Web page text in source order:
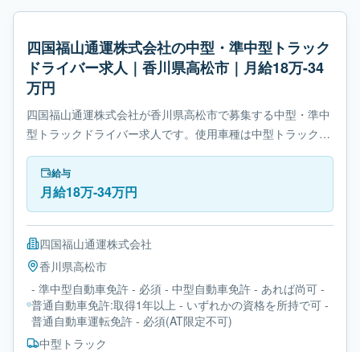
四国福山通運株式会社の中型・準中型トラック
ドライバー求人｜香川県高松市｜月給18万-34
万円
四国福山通運株式会社が香川県高松市で募集する中型・準中
型トラックドライバー求人です。使用車種は中型トラックで
す。勤務時間は- 変形労働時間制です。必要免許は- 準中型自
動車免許です。
給与
月給18万-34万円
四国福山通運株式会社
香川県高松市
- 準中型自動車免許 - 必須 - 中型自動車免許 - あれば尚可 -
普通自動車免許:取得1年以上 - いずれかの資格を所持で可 -
普通自動車運転免許 - 必須(AT限定不可)
中型トラック